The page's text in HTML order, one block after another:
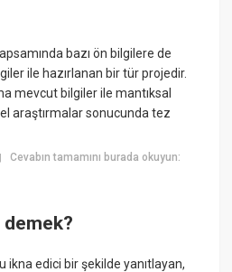
bazı ön bilgilere de
ile hazırlanan bir tür projedir.
mevcut bilgiler ile mantıksal
araştırmalar sonucunda tez
Cevabın tamamını burada okuyun:
ikna edici bir şekilde yanıtlayan,